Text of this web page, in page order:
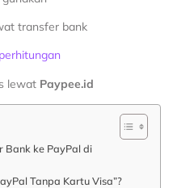
transfer bank
perhitungan
lewat Paypee.id
Bank ke PayPal di
Tanpa Kartu Visa”?